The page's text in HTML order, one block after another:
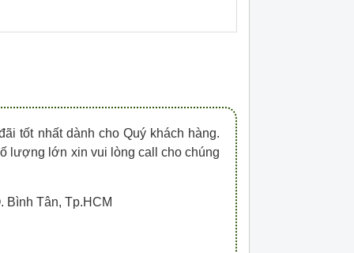
0909.067.950 Ms.Châu
tốt nhất dành cho Quý khách hàng.
lượng lớn xin vui lòng call cho chúng
Bình Tân, Tp.HCM